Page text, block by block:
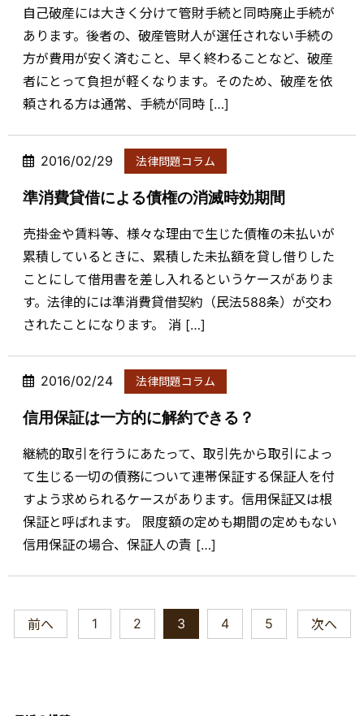
自己破産には大きく分けて管財手続と同時廃止手続が
あります。後者の、破産管財人が選任されない手続の
方が費用が安く済むこと、早く終わることなど、破産
者にとって負担が軽くなります。そのため、破産を依
頼される方は通常、手続が同時 […]
2016/02/29 法律問題コラム
準消費貸借による債権の消滅時効期間
売掛金や賃料等、様々な理由で生じた債権の未払いが
累積しているときに、累積した未払額を貸し借りした
ことにして借用書を差し入れるというケースがありま
す。法律的には準消費貸借契約（民法588条）が交わ
されたことになります。 消 […]
2016/02/24 法律問題コラム
信用保証は一方的に解約できる？
継続的取引を行うにあたって、取引先から取引によっ
て生じる一切の債務について連帯保証する保証人を付
すよう求められるケースがあります。信用保証又は根
保証と呼ばれます。 限度額の定めも期間の定めもない
信用保証の場合、保証人の責 […]
前へ 1 2 3 4 5 次へ